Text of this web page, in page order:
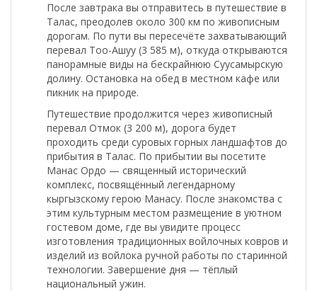
После завтрака вы отправитесь в путешествие в
Талас, преодолев около 300 км по живописным
дорогам. По пути вы пересечёте захватывающий
перевал Тоо-Ашуу (3 585 м), откуда открываются
панорамные виды на бескрайнюю Суусамырскую
долину. Остановка на обед в местном кафе или
пикник на природе.
Путешествие продолжится через живописный
перевал Отмок (3 200 м), дорога будет
проходить среди суровых горных ландшафтов до
прибытия в Талас. По прибытии вы посетите
Манас Ордо — священный исторический
комплекс, посвящённый легендарному
кыргызскому герою Манасу. После знакомства с
этим культурным местом размещение в уютном
гостевом доме, где вы увидите процесс
изготовления традиционных войлочных ковров и
изделий из войлока ручной работы по старинной
технологии. Завершение дня — тёплый
национальный ужин.